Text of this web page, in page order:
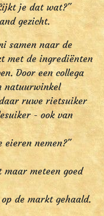
je dat wat?"
gezicht.
samen naar de
met de ingrediënten
Door een collega
natuurwinkel
ruwe rietsuiker
- ook van
eieren nemen?"
maar meteen goed
de markt gehaald.